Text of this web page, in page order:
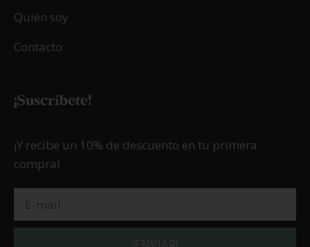
Quién soy
Contacto
¡Suscríbete!
¡Y recibe un 10% de descuento en tu primera
compra!
¡ENVIAR!